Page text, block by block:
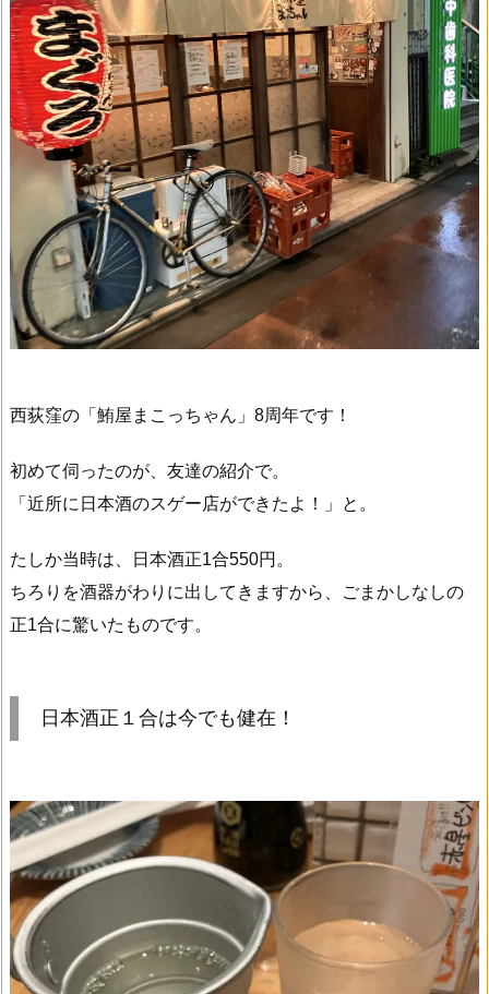
西荻窪の「鮪屋まこっちゃん」8周年です！
初めて伺ったのが、友達の紹介で。
「近所に日本酒のスゲー店ができたよ！」と。
たしか当時は、日本酒正1合550円。
ちろりを酒器がわりに出してきますから、ごまかしなしの
正1合に驚いたものです。
日本酒正１合は今でも健在！